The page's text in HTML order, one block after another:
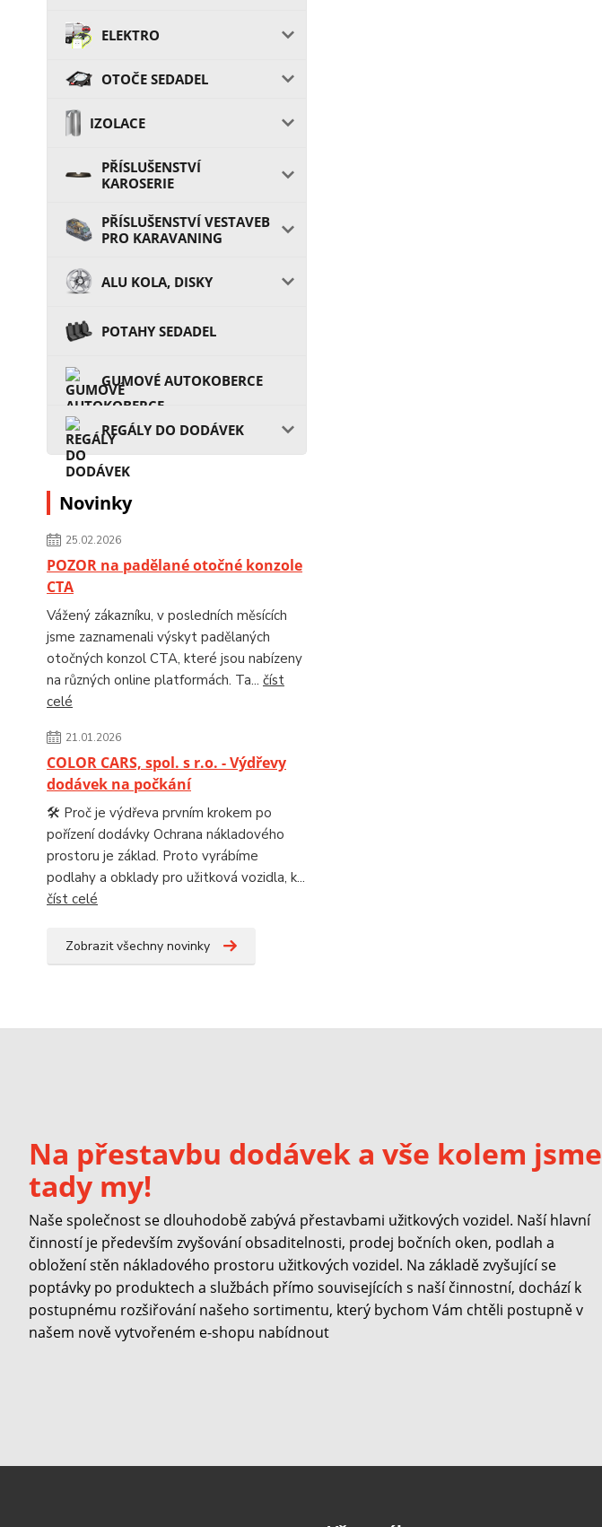
ELEKTRO
OTOČE SEDADEL
IZOLACE
PŘÍSLUŠENSTVÍ
KAROSERIE
PŘÍSLUŠENSTVÍ VESTAVEB
PRO KARAVANING
ALU KOLA, DISKY
POTAHY SEDADEL
GUMOVÉ AUTOKOBERCE
REGÁLY DO DODÁVEK
Novinky
25.02.2026
POZOR na padělané otočné konzole
CTA
Vážený zákazníku, v posledních měsících
jsme zaznamenali výskyt padělaných
otočných konzol CTA, které jsou nabízeny
na různých online platformách. Ta... číst
celé
21.01.2026
COLOR CARS, spol. s r.o. - Výdřevy
dodávek na počkání
🛠️ Proč je výdřeva prvním krokem po
pořízení dodávky Ochrana nákladového
prostoru je základ. Proto vyrábíme
podlahy a obklady pro užitková vozidla, k...
číst celé
Zobrazit všechny novinky
Na přestavbu dodávek a vše kolem jsme
tady my!
Naše společnost se dlouhodobě zabývá přestavbami užitkových vozidel. Naší hlavní
činností je především zvyšování obsaditelnosti, prodej bočních oken, podlah a
obložení stěn nákladového prostoru užitkových vozidel. Na základě zvyšující se
poptávky po produktech a službách přímo souvisejících s naší činnostní, dochází k
postupnému rozšiřování našeho sortimentu, který bychom Vám chtěli postupně v
našem nově vytvořeném e-shopu nabídnout